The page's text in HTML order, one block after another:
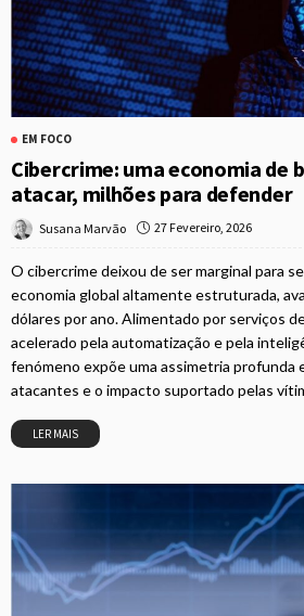
EM FOCO
Cibercrime: uma economia de
atacar, milhões para defender
Susana Marvão 27 Fevereiro, 2026
O cibercrime deixou de ser marginal para
economia global altamente estruturada,
dólares por ano. Alimentado por serviços
acelerado pela automatização e pela
fenómeno expõe uma assimetria
atacantes e o impacto suportado pelas
LER MAIS